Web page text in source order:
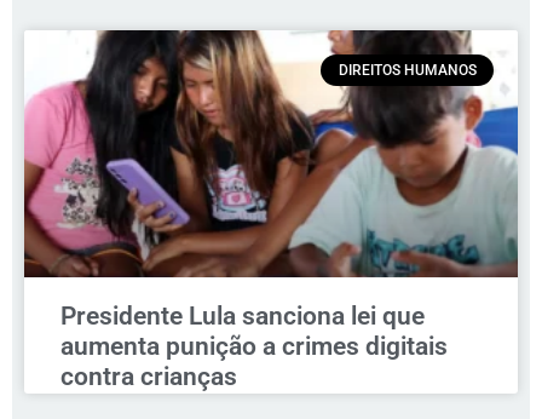
DIREITOS HUMANOS
Presidente Lula sanciona lei que
aumenta punição a crimes digitais
contra crianças